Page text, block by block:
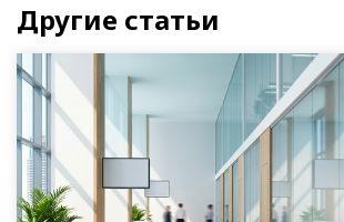
Другие статьи